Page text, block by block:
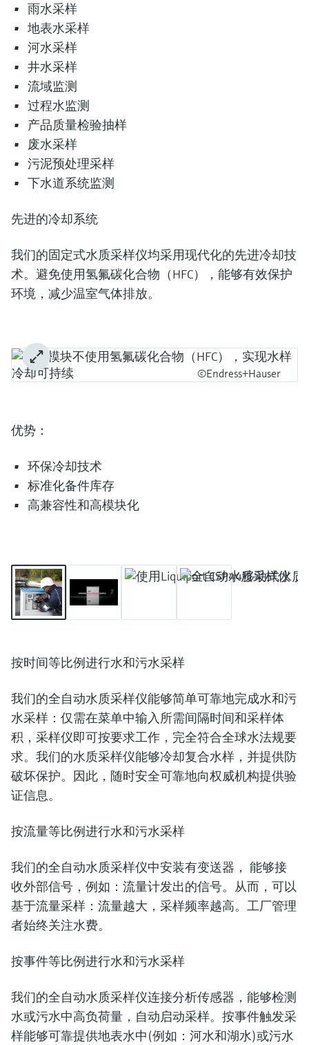
雨水采样
地表水采样
河水采样
井水采样
流域监测
过程水监测
产品质量检验抽样
废水采样
污泥预处理采样
下水道系统监测
先进的冷却系统
我们的固定式水质采样仪均采用现代化的先进冷却技
术。避免使用氢氟碳化合物（HFC），能够有效保护
环境，减少温室气体排放。
©Endress+Hauser
优势：
环保冷却技术
标准化备件库存
高兼容性和高模块化
按时间等比例进行水和污水采样
我们的全自动水质采样仪能够简单可靠地完成水和污
水采样：仅需在菜单中输入所需间隔时间和采样体
积，采样仪即可按要求工作，完全符合全球水法规要
求。我们的水质采样仪能够冷却复合水样，并提供防
破坏保护。因此，随时安全可靠地向权威机构提供验
证信息。
按流量等比例进行水和污水采样
我们的全自动水质采样仪中安装有变送器， 能够接
收外部信号，例如：流量计发出的信号。从而，可以
基于流量采样：流量越大，采样频率越高。工厂管理
者始终关注水费。
按事件等比例进行水和污水采样
我们的全自动水质采样仪连接分析传感器，能够检测
水或污水中高负荷量，自动启动采样。按事件触发采
样能够可靠提供地表水中(例如：河水和湖水)或污水